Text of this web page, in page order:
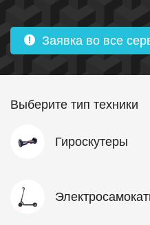
Заявка во все
Выберите тип техники
Гироскутеры